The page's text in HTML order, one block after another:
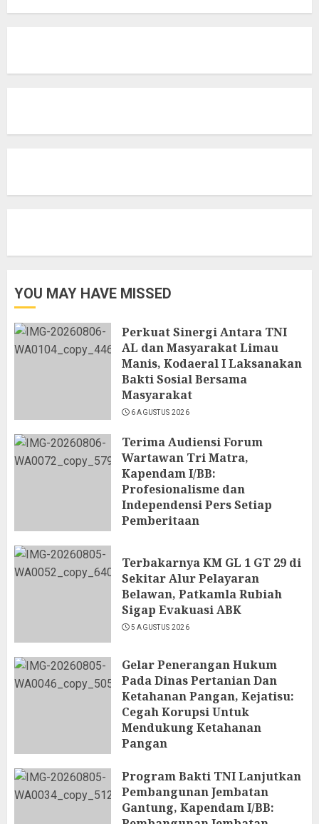
YOU MAY HAVE MISSED
Perkuat Sinergi Antara TNI
AL dan Masyarakat Limau
Manis, Kodaeral I Laksanakan
Bakti Sosial Bersama
Masyarakat
6 AGUSTUS 2026
Terima Audiensi Forum
Wartawan Tri Matra,
Kapendam I/BB:
Profesionalisme dan
Independensi Pers Setiap
Pemberitaan
Terbakarnya KM GL 1 GT 29 di
Sekitar Alur Pelayaran
Belawan, Patkamla Rubiah
Sigap Evakuasi ABK
5 AGUSTUS 2026
Gelar Penerangan Hukum
Pada Dinas Pertanian Dan
Ketahanan Pangan, Kejatisu:
Cegah Korupsi Untuk
Mendukung Ketahanan
Pangan
Program Bakti TNI Lanjutkan
Pembangunan Jembatan
Gantung, Kapendam I/BB: